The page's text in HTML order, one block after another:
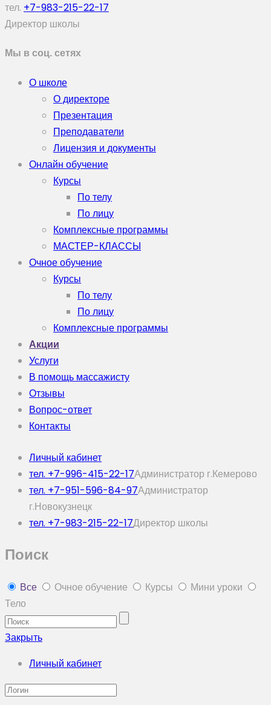
тел. +7-983-215-22-17
Директор школы
Мы в соц. сетях
О школе
О директоре
Презентация
Преподаватели
Лицензия и документы
Онлайн обучение
Курсы
По телу
По лицу
Комплексные программы
МАСТЕР-КЛАССЫ
Очное обучение
Курсы
По телу
По лицу
Комплексные программы
Акции
Услуги
В помощь массажисту
Отзывы
Вопрос-ответ
Контакты
Личный кабинет
тел. +7-996-415-22-17Администратор г.Кемерово
тел. +7-951-596-84-97Администратор
г.Новокузнецк
тел. +7-983-215-22-17Директор школы
Поиск
Все Очное обучение Курсы
Мини уроки
Тело
Закрыть
Личный кабинет